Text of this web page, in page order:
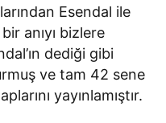
Esendal ile
anıyı bizlere
dediği gibi
ve tam 42 sene
yayınlamıştır.